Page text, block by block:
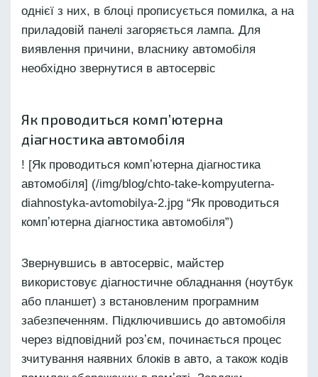
однієї з них, в блоці прописується помилка, а на
приладовій панелі загоряється лампа. Для
виявлення причини, власнику автомобіля
необхідно звернутися в автосервіс
Як проводиться компʼютерна
діагностика автомобіля
! [Як проводиться компʼютерна діагностика
автомобіля] (/img/blog/chto-take-kompyuterna-
diahnostyka-avtomobilya-2.jpg “Як проводиться
компʼютерна діагностика автомобіля”)
Звернувшись в автосервіс, майстер
використовує діагностичне обладнання (ноутбук
або планшет) з встановленим програмним
забезпеченням. Підключившись до автомобіля
через відповідний розʼєм, починається процес
зчитування наявних блоків в авто, а також кодів